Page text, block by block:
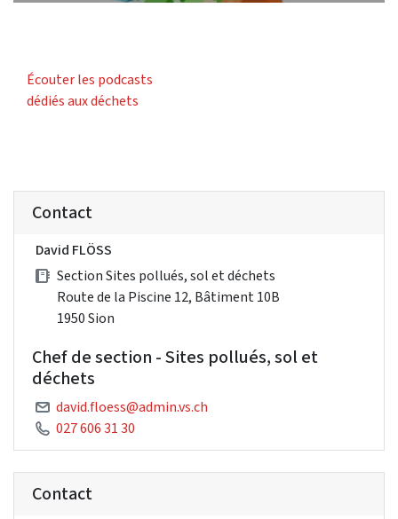
Écouter les podcasts
dédiés aux déchets
Contact
David FLÖSS
Section Sites pollués, sol et déchets
Route de la Piscine 12, Bâtiment 10B
1950 Sion
Chef de section - Sites pollués, sol et
déchets
david.floess@admin.vs.ch
027 606 31 30
Contact